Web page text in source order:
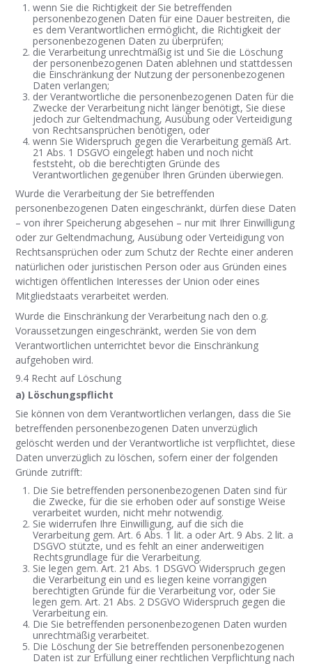
wenn Sie die Richtigkeit der Sie betreffenden
personenbezogenen Daten für eine Dauer bestreiten, die
es dem Verantwortlichen ermöglicht, die Richtigkeit der
personenbezogenen Daten zu überprüfen;
die Verarbeitung unrechtmäßig ist und Sie die Löschung
der personenbezogenen Daten ablehnen und stattdessen
die Einschränkung der Nutzung der personenbezogenen
Daten verlangen;
der Verantwortliche die personenbezogenen Daten für die
Zwecke der Verarbeitung nicht länger benötigt, Sie diese
jedoch zur Geltendmachung, Ausübung oder Verteidigung
von Rechtsansprüchen benötigen, oder
wenn Sie Widerspruch gegen die Verarbeitung gemäß Art.
21 Abs. 1 DSGVO eingelegt haben und noch nicht
feststeht, ob die berechtigten Gründe des
Verantwortlichen gegenüber Ihren Gründen überwiegen.
Wurde die Verarbeitung der Sie betreffenden
personenbezogenen Daten eingeschränkt, dürfen diese Daten
– von ihrer Speicherung abgesehen – nur mit Ihrer Einwilligung
oder zur Geltendmachung, Ausübung oder Verteidigung von
Rechtsansprüchen oder zum Schutz der Rechte einer anderen
natürlichen oder juristischen Person oder aus Gründen eines
wichtigen öffentlichen Interesses der Union oder eines
Mitgliedstaats verarbeitet werden.
Wurde die Einschränkung der Verarbeitung nach den o.g.
Voraussetzungen eingeschränkt, werden Sie von dem
Verantwortlichen unterrichtet bevor die Einschränkung
aufgehoben wird.
9.4 Recht auf Löschung
a) Löschungspflicht
Sie können von dem Verantwortlichen verlangen, dass die Sie
betreffenden personenbezogenen Daten unverzüglich
gelöscht werden und der Verantwortliche ist verpflichtet, diese
Daten unverzüglich zu löschen, sofern einer der folgenden
Gründe zutrifft:
Die Sie betreffenden personenbezogenen Daten sind für
die Zwecke, für die sie erhoben oder auf sonstige Weise
verarbeitet wurden, nicht mehr notwendig.
Sie widerrufen Ihre Einwilligung, auf die sich die
Verarbeitung gem. Art. 6 Abs. 1 lit. a oder Art. 9 Abs. 2 lit. a
DSGVO stützte, und es fehlt an einer anderweitigen
Rechtsgrundlage für die Verarbeitung.
Sie legen gem. Art. 21 Abs. 1 DSGVO Widerspruch gegen
die Verarbeitung ein und es liegen keine vorrangigen
berechtigten Gründe für die Verarbeitung vor, oder Sie
legen gem. Art. 21 Abs. 2 DSGVO Widerspruch gegen die
Verarbeitung ein.
Die Sie betreffenden personenbezogenen Daten wurden
unrechtmäßig verarbeitet.
Die Löschung der Sie betreffenden personenbezogenen
Daten ist zur Erfüllung einer rechtlichen Verpflichtung nach